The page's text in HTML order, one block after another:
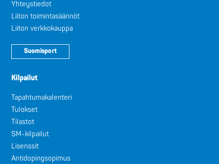
Yhteystiedot
Liiton toimintasäännöt
Liiton verkkokauppa
Suomisport
Kilpailut
Tapahtumakalenteri
Tulokset
Tilastot
SM-kilpailut
Lisenssit
Antidopingsopimus